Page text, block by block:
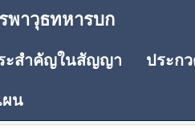
พาวุธทหารบก
ะสำคัญในสัญญา ประก
ผน
ศเผยแพร่แผน